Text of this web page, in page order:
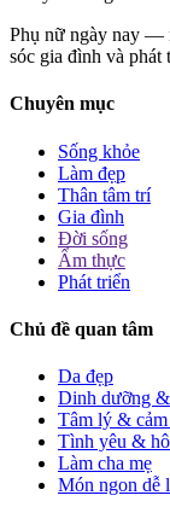
Phụ nữ ngày nay —
sóc gia đình và phát
Chuyên mục
Sống khỏe
Làm đẹp
Thân tâm trí
Gia đình
Đời sống
Ẩm thực
Phát triển
Chủ đề quan tâm
Da đẹp
Dinh dưỡng
Tâm lý &
Tình yêu &
Làm cha mẹ
Món ngon dễ